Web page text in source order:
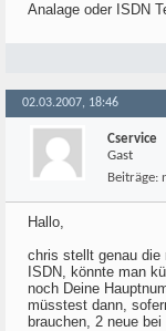
Analage oder ISDN
02.03.2007, 18:46
Cservice
Gast
Beiträge:
Hallo,
chris stellt genau die
ISDN, könnte man
noch Deine
müsstest dann,
brauchen, 2 neue